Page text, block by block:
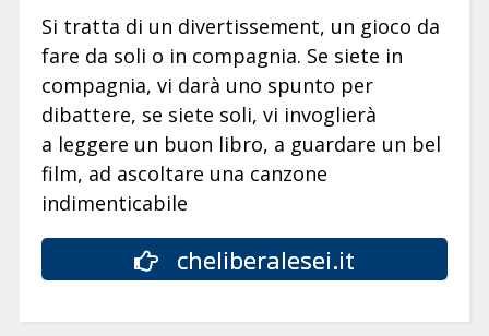
Si tratta di un divertissement, un gioco da
fare da soli o in compagnia. Se siete in
compagnia, vi darà uno spunto per
dibattere, se siete soli, vi invoglierà
a leggere un buon libro, a guardare un bel
film, ad ascoltare una canzone
indimenticabile
cheliberalesei.it